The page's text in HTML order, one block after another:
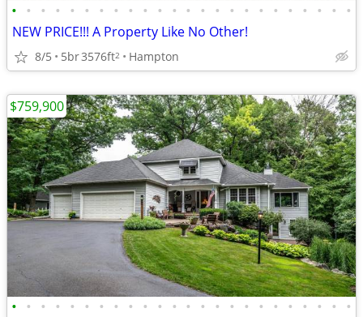
• • • • • • • • • • • • • • • • • • • • • • • •
NEW PRICE!!! A Property Like No Other!
8/5 5br3576ft2 Hampton
• • • • • • • • • • • • • • • • • • • • • • • •
$759,900